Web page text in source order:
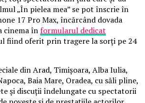
„În pielea mea” se pot înscrie în
17 Pro Max, încărcând dovada
cinema înformularul dedicat
fiind oferit prin tragere la sorți pe 24
din Arad, Timișoara, Alba Iulia,
Baia Mare, Oradea, cu săli pline,
și discuții îndelungate cu spectatorii